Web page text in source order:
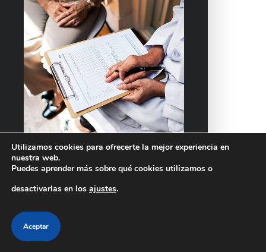
Utilizamos cookies para ofrecerte la mejor experiencia en
nuestra web.
Puedes aprender más sobre qué cookies utilizamos o
desactivarlas en los ajustes.
Aceptar